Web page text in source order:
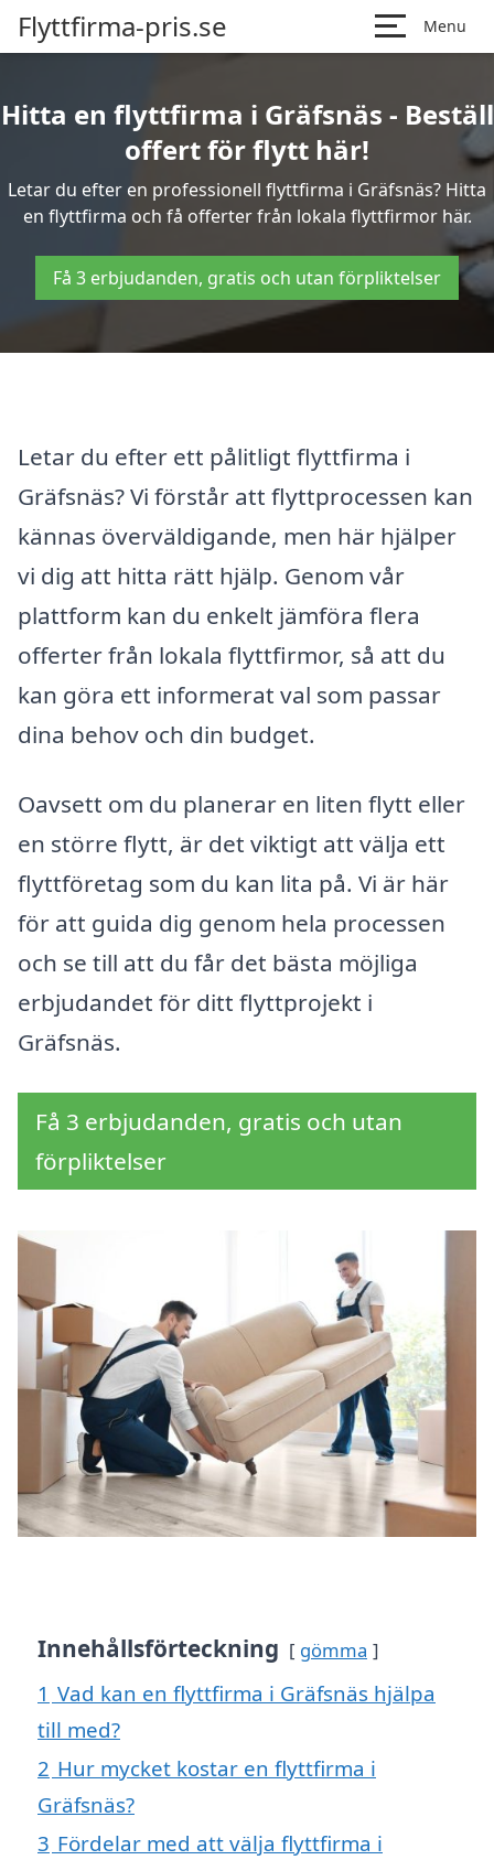
Flyttfirma-pris.se Menu
Hitta en flyttfirma i Gräfsnäs - Beställ
offert för flytt här!
Letar du efter en professionell flyttfirma i Gräfsnäs? Hitta
en flyttfirma och få offerter från lokala flyttfirmor här.
Få 3 erbjudanden, gratis och utan förpliktelser
Letar du efter ett pålitligt flyttfirma i
Gräfsnäs? Vi förstår att flyttprocessen kan
kännas överväldigande, men här hjälper
vi dig att hitta rätt hjälp. Genom vår
plattform kan du enkelt jämföra flera
offerter från lokala flyttfirmor, så att du
kan göra ett informerat val som passar
dina behov och din budget.
Oavsett om du planerar en liten flytt eller
en större flytt, är det viktigt att välja ett
flyttföretag som du kan lita på. Vi är här
för att guida dig genom hela processen
och se till att du får det bästa möjliga
erbjudandet för ditt flyttprojekt i
Gräfsnäs.
Få 3 erbjudanden, gratis och utan
förpliktelser
Innehållsförteckning gömma
1 Vad kan en flyttfirma i Gräfsnäs hjälpa
till med?
2 Hur mycket kostar en flyttfirma i
Gräfsnäs?
3 Fördelar med att välja flyttfirma i